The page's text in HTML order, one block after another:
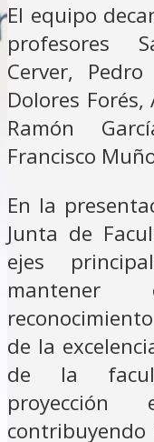
El equipo
profesores
Cerver,
Dolores Forés,
Ramón
Francisco
En la
Junta de
ejes
de la
de la